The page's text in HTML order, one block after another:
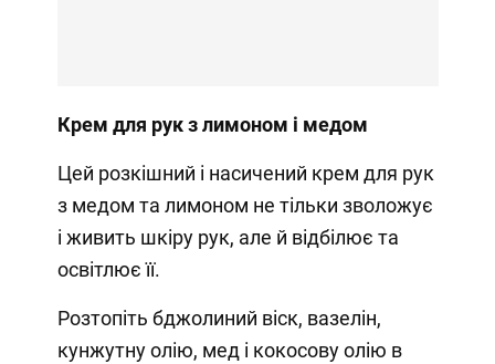
Крем для рук з лимоном і медом
Цей розкішний і насичений крем для рук
з медом та лимоном не тільки зволожує
і живить шкіру рук, але й відбілює та
освітлює її.
Розтопіть бджолиний віск, вазелін,
кунжутну олію, мед і кокосову олію в